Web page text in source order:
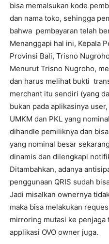
bisa memalsukan kode
dan nama toko, sehingga
bahwa pembayaran telah
Menanggapi hal ini, Kepala
Provinsi Bali, Trisno
Menurut Trisno Nugroho,
dan harus melihat bukti
merchant itu sendiri (yang
bukan pada aplikasinya
UMKM dan PKL yang
dihandle pemiliknya dan
yang nominal besar
dinamis dan dilengkapi
Ditambahkan, adanya
penggunaan QRIS sudah
Jadi misalkan ownernya
maka bisa melakukan
mirroring mutasi ke
applikasi OVO owner juga.